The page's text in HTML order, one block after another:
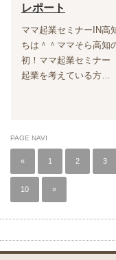
レポート
ママ起業セミナーIN高
ちは＾＾ママそら高知
初！ママ起業セミナー
起業を考えている方…
PAGE NAVI
« 1 2 3
10 »